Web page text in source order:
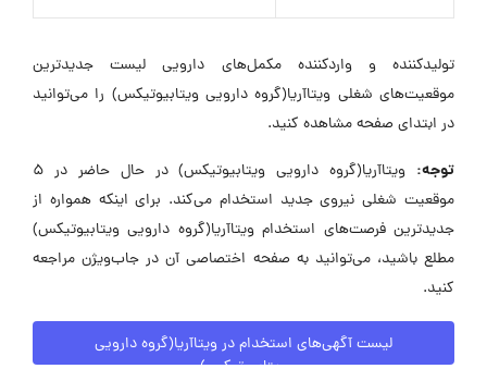
تولیدکننده و واردکننده مکمل‌های دارویی لیست جدیدترین
موقعیت‌های شغلی ویتاآریا(گروه دارویی ویتابیوتیکس) را می‌توانید
در ابتدای صفحه مشاهده کنید.
توجه:
ویتاآریا(گروه دارویی ویتابیوتیکس) در حال حاضر در ۵
موقعیت شغلی نیروی جدید استخدام می‌کند. برای اینکه همواره از
جدیدترین فرصت‌های استخدام ویتاآریا(گروه دارویی ویتابیوتیکس)
مطلع باشید، می‌توانید به صفحه اختصاصی آن در جاب‌ویژن مراجعه
کنید.
لیست آگهی‌های استخدام در ویتاآریا(گروه دارویی
ویتابیوتیکس)